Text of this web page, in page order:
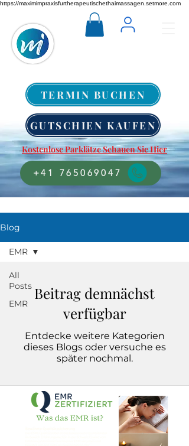
https://maximimpraxisfurtherapeutischethaimassagen.setmore.com
TERMIN BUCHEN
GUTSCHIEN KAUFEN
Kostenlose Parklätze Schauen Sie Hier
+41 765069047
Blog
All
Posts
EMR
EMR
Beitrag demnächst
verfügbar
Entdecke weitere Kategorien
dieses Blogs oder versuche es
später nochmal.